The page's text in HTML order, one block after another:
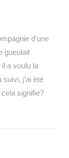
d’une
gueulait
a voulu la
j’ai été
signifie?